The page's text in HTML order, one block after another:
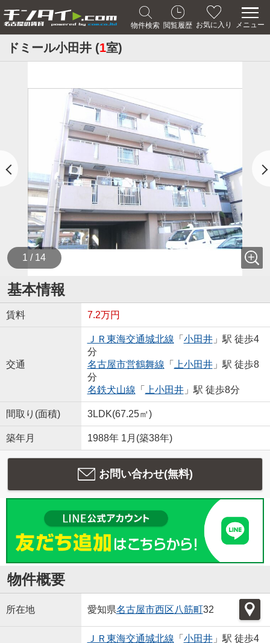
物件検索 閲覧履歴 お気に入り メニュー
ドミール小田井 (1室)
1 / 14
基本情報
賃料 7.2万円
交通
ＪＲ東海交通城北線 「 小田井」駅 徒歩4
分
名古屋市営鶴舞線 「 上小田井」駅 徒歩8
分
名鉄犬山線 「 上小田井」駅 徒歩8分
間取り(面積) 3LDK(67.25㎡)
築年月 1988年 1月(築38年)
お問い合わせ(無料)
物件概要
所在地 愛知県名古屋市西区八筋町32
ＪＲ東海交通城北線 「 小田井」駅 徒歩4